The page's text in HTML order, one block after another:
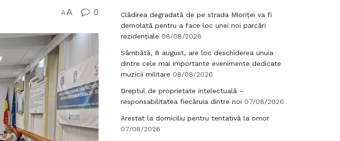
AA 0
Clădirea degradată de pe strada Mioriței va fi
demolată pentru a face loc unei noi parcări
rezidențiale 08/08/2026
Sâmbătă, 8 august, are loc deschiderea unuia
dintre cele mai importante evenimente dedicate
muzicii militare 08/08/2026
Dreptul de proprietate intelectuală –
responsabilitatea fiecăruia dintre noi 07/08/2026
Arestat la domiciliu pentru tentativă la omor
07/08/2026